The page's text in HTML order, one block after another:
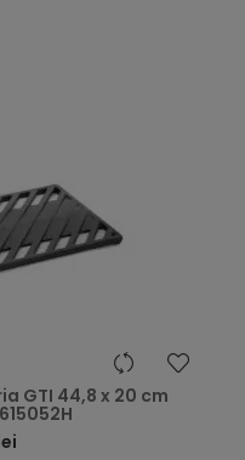
GTI 44,8 x 20 cm